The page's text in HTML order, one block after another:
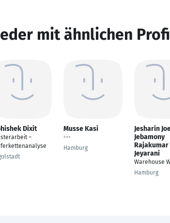
mit ähnlichen
Dixit
–
Musse Kasi
---
Hamburg
Jesharin
Jebamony
Rajakumar
Jeyarani
Warehouse
Hamburg